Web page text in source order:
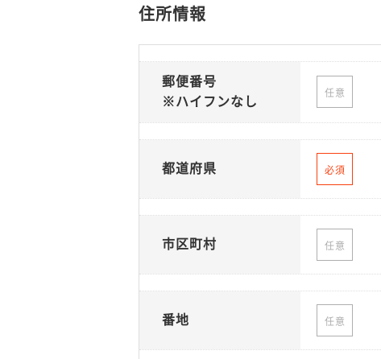
住所情報
郵便番号
※ハイフンなし
任意
都道府県 必須
市区町村 任意
番地 任意